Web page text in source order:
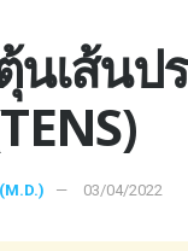
นเส้น
03/04/2022